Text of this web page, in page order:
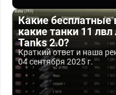
Какие бесплатные
какие танки 11
Tanks 2.0?
Краткий ответ и наша
04 сентября 2025 г.